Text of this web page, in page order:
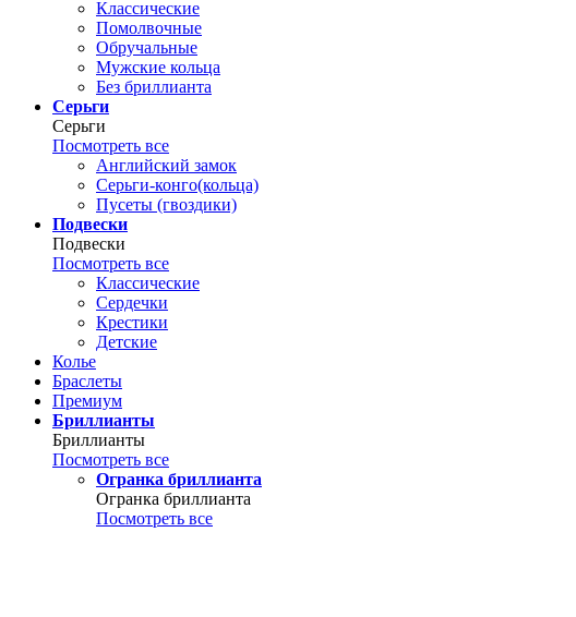
Классические
Помолвочные
Обручальные
Мужские кольца
Без бриллианта
Серьги
Серьги
Посмотреть все
Английский замок
Серьги-конго(кольца)
Пусеты (гвоздики)
Подвески
Подвески
Посмотреть все
Классические
Сердечки
Крестики
Детские
Колье
Браслеты
Премиум
Бриллианты
Бриллианты
Посмотреть все
Огранка бриллианта
Огранка бриллианта
Посмотреть все